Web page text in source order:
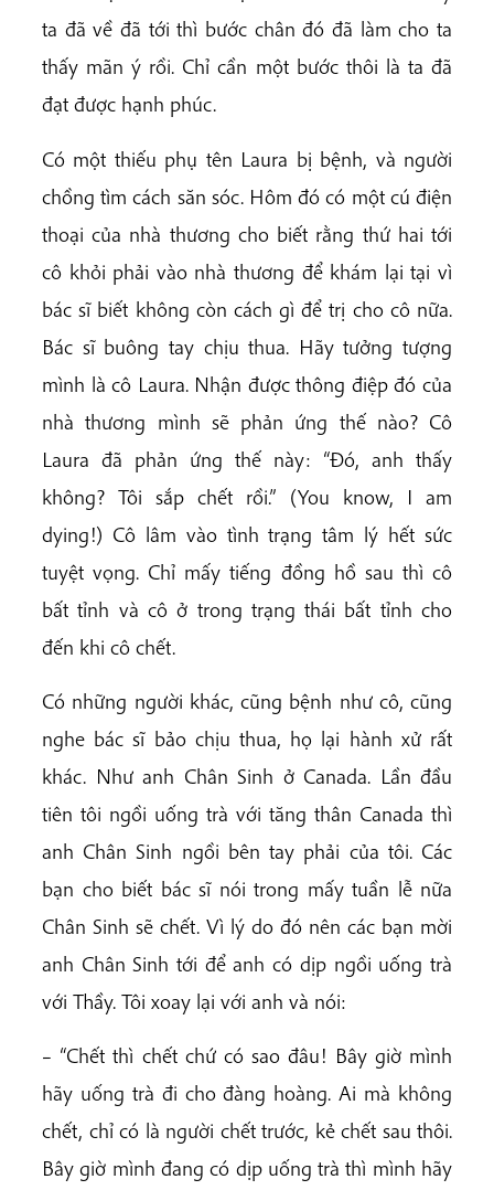
ta đã về đã tới thì bước chân đó đã làm cho ta
thấy mãn ý rồi. Chỉ cần một bước thôi là ta đã
đạt được hạnh phúc.
Có một thiếu phụ tên Laura bị bệnh, và người
chồng tìm cách săn sóc. Hôm đó có một cú điện
thoại của nhà thương cho biết rằng thứ hai tới
cô khỏi phải vào nhà thương để khám lại tại vì
bác sĩ biết không còn cách gì để trị cho cô nữa.
Bác sĩ buông tay chịu thua. Hãy tưởng tượng
mình là cô Laura. Nhận được thông điệp đó của
nhà thương mình sẽ phản ứng thế nào? Cô
Laura đã phản ứng thế này: “Đó, anh thấy
không? Tôi sắp chết rồi.” (You know, I am
dying!) Cô lâm vào tình trạng tâm lý hết sức
tuyệt vọng. Chỉ mấy tiếng đồng hồ sau thì cô
bất tỉnh và cô ở trong trạng thái bất tỉnh cho
đến khi cô chết.
Có những người khác, cũng bệnh như cô, cũng
nghe bác sĩ bảo chịu thua, họ lại hành xử rất
khác. Như anh Chân Sinh ở Canada. Lần đầu
tiên tôi ngồi uống trà với tăng thân Canada thì
anh Chân Sinh ngồi bên tay phải của tôi. Các
bạn cho biết bác sĩ nói trong mấy tuần lễ nữa
Chân Sinh sẽ chết. Vì lý do đó nên các bạn mời
anh Chân Sinh tới để anh có dịp ngồi uống trà
với Thầy. Tôi xoay lại với anh và nói:
– “Chết thì chết chứ có sao đâu! Bây giờ mình
hãy uống trà đi cho đàng hoàng. Ai mà không
chết, chỉ có là người chết trước, kẻ chết sau thôi.
Bây giờ mình đang có dịp uống trà thì mình hãy